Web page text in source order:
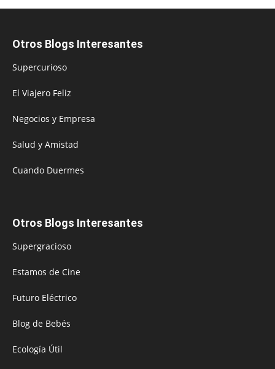
Otros Blogs Interesantes
Supercurioso
El Viajero Feliz
Negocios y Empresa
Salud y Amistad
Cuando Duermes
Otros Blogs Interesantes
Supergracioso
Estamos de Cine
Futuro Eléctrico
Blog de Bebés
Ecología Útil